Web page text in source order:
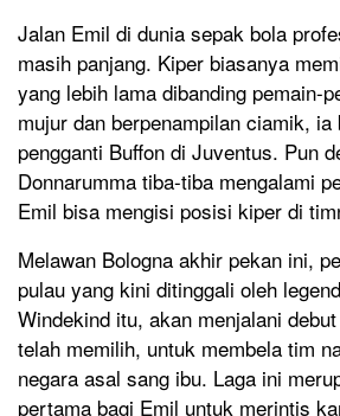
Jalan Emil di dunia sepak bola
masih panjang. Kiper biasanya
yang lebih lama dibanding pemain-
mujur dan berpenampilan ciamik,
pengganti Buffon di Juventus. Pun
Donnarumma tiba-tiba mengalami
Emil bisa mengisi posisi kiper di
Melawan Bologna akhir pekan ini,
pulau yang kini ditinggali oleh
Windekind itu, akan menjalani
telah memilih, untuk membela tim
negara asal sang ibu. Laga ini
pertama bagi Emil untuk merintis